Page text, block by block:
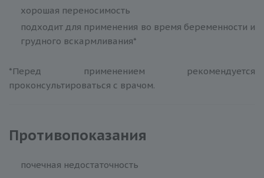
хорошая переносимость
подходит для применения во время беременности и
грудного вскармливания*
*Перед применением рекомендуется
проконсультироваться с врачом.
Противопоказания
почечная недостаточность